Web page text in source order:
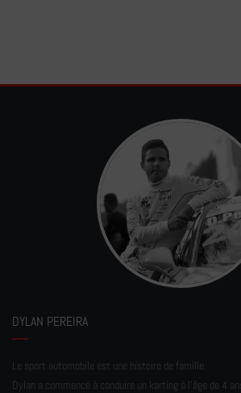
DYLAN PEREIRA
Le sport automobile est une histoire de famille.
Dylan a commencé à conduire un karting à l’âge de 4